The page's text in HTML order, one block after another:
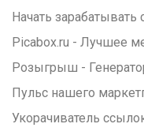
Начать зарабатывать
Picabox.ru - Лучшее
Розыгрыш -
Пульс нашего
Укорачиватель